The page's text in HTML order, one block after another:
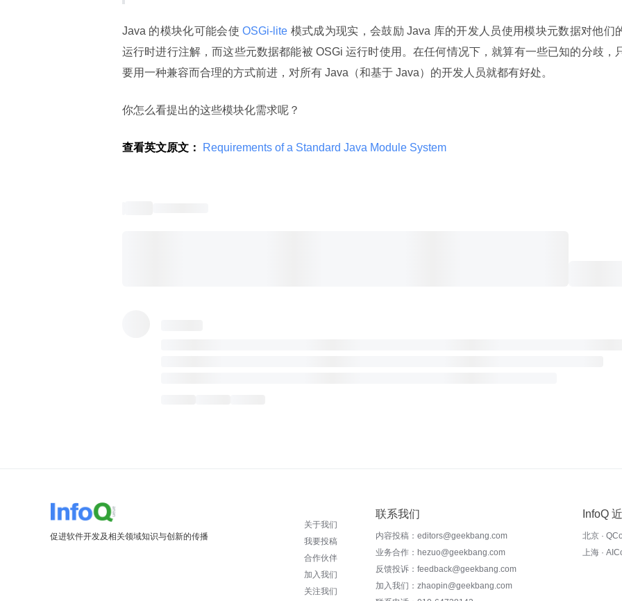
Java 的模块化可能会使 OSGi-lite 模式成为现实，会鼓励 Java 库的开发人员使用模块元数据对他们
运行时进行注解，而这些元数据都能被 OSGi 运行时使用。在任何情况下，就算有一些已知的分歧，
要用一种兼容而合理的方式前进，对所有 Java（和基于 Java）的开发人员就都有好处。
你怎么看提出的这些模块化需求呢？
查看英文原文： Requirements of a Standard Java Module System
促进软件开发及相关领域知识与创新的传播
关于我们
我要投稿
合作伙伴
加入我们
关注我们
联系我们
内容投稿：editors@geekbang.com
业务合作：hezuo@geekbang.com
反馈投诉：feedback@geekbang.com
加入我们：zhaopin@geekbang.com
InfoQ
北京 ·
上海 ·